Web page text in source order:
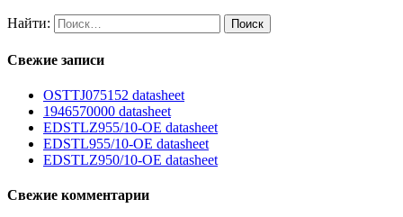
Найти:
Свежие записи
OSTTJ075152 datasheet
1946570000 datasheet
EDSTLZ955/10-OE datasheet
EDSTL955/10-OE datasheet
EDSTLZ950/10-OE datasheet
Свежие комментарии